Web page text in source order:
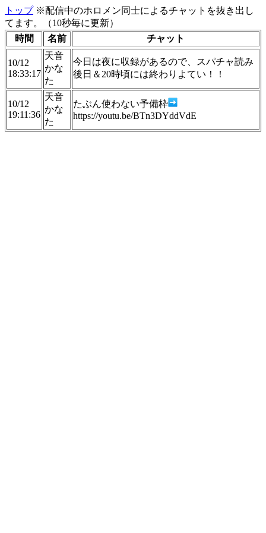
トップ※配信中のホロメン同士によるチャットを抜き出し
てます。（10秒毎に更新）
時間
名前 チャット
10/12
18:33:17
天音
かな
た
今日は夜に収録があるので、スパチャ読み
後日＆20時頃には終わりよてい！！
10/12
19:11:36
天音
かな
た
たぶん使わない予備枠
https://youtu.be/BTn3DYddVdE